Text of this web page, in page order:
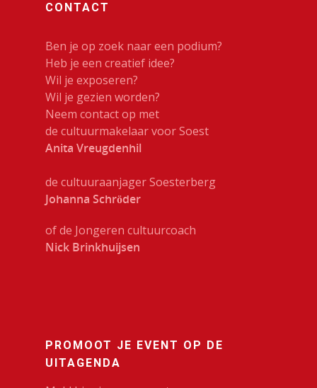
CONTACT
Ben je op zoek naar een podium?
Heb je een creatief idee?
Wil je exposeren?
Wil je gezien worden?
Neem contact op met
de cultuurmakelaar voor Soest
Anita Vreugdenhil
de cultuuraanjager Soesterberg
Johanna Schröder
of de Jongeren cultuurcoach
Nick Brinkhuijsen
PROMOOT JE EVENT OP DE
UITAGENDA